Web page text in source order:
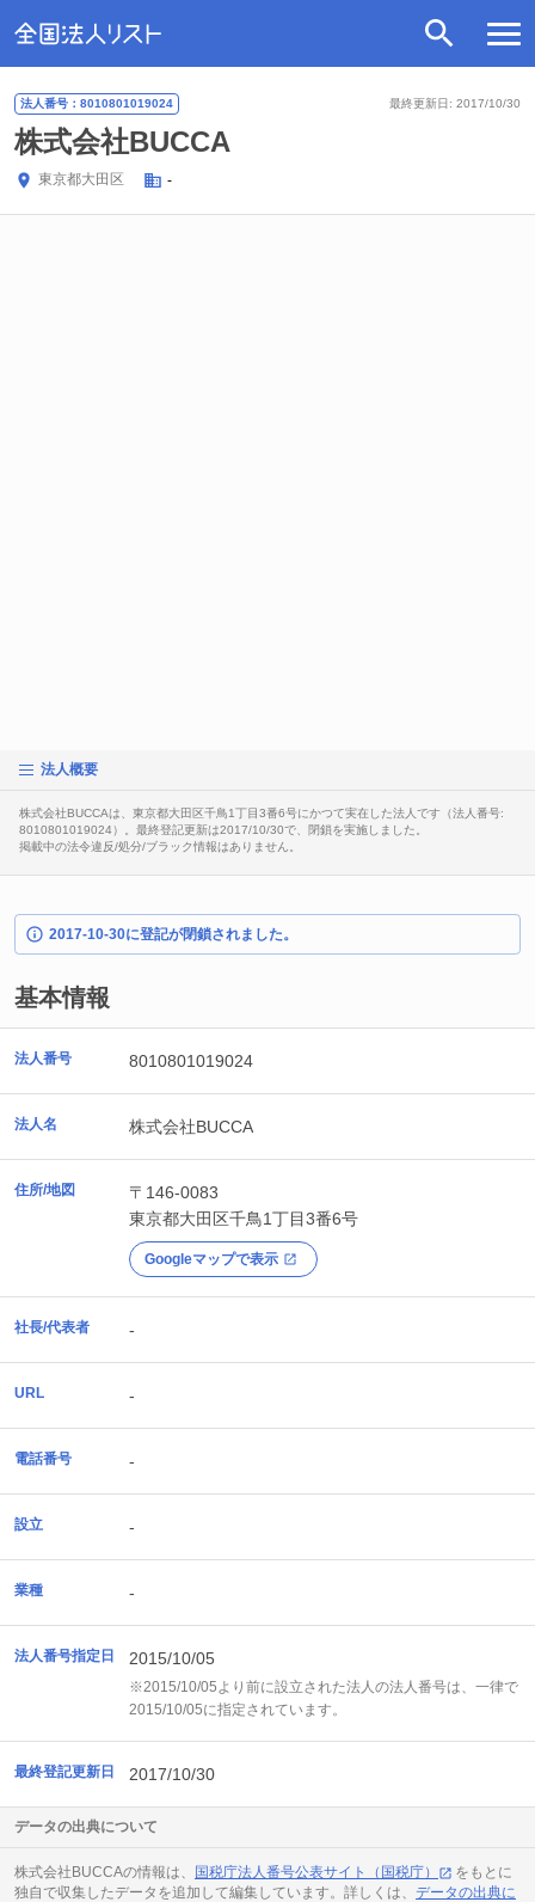
最終更新日: 2017/10/30
法人番号：8010801019024
株式会社BUCCA
東京都大田区 -
法人概要
株式会社BUCCAは、東京都大田区千鳥1丁目3番6号にかつて実在した法人です（法人番号:
8010801019024）。最終登記更新は2017/10/30で、閉鎖を実施しました。
掲載中の法令違反/処分/ブラック情報はありません。
2017-10-30に登記が閉鎖されました。
基本情報
法人番号 8010801019024
法人名 株式会社BUCCA
住所/地図
〒146-0083
東京都大田区千鳥1丁目3番6号
Googleマップで表示
社長/代表者 -
URL -
電話番号 -
設立 -
業種 -
法人番号指定日 2015/10/05
※2015/10/05より前に設立された法人の法人番号は、一律で
2015/10/05に指定されています。
最終登記更新日 2017/10/30
データの出典について
株式会社BUCCAの情報は、 国税庁法人番号公表サイト（国税庁）
をもとに
独自で収集したデータを追加して編集しています。詳しくは、 データの出典に